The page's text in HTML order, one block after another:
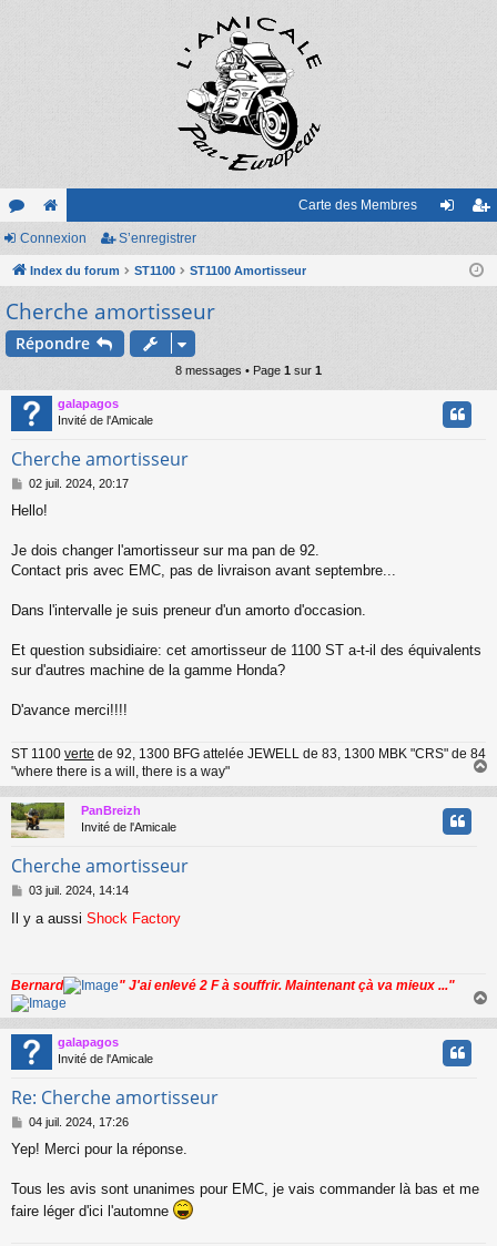
or
u
m
e
sit
e
Carte des Membres
nr
Connexion S’enregistrer
Index du forum ST1100 ST1100 Amortisseur
Cherche amortisseur
Répondre
8 messages • Page 1 sur 1
galapagos
Invité de l'Amicale
Cherche amortisseur
M
s
a
g
02 juil. 2024, 20:17
Hello!
Je dois changer l'amortisseur sur ma pan de 92.
Contact pris avec EMC, pas de livraison avant septembre...
Dans l'intervalle je suis preneur d'un amorto d'occasion.
Et question subsidiaire: cet amortisseur de 1100 ST a-t-il des équivalents
sur d'autres machine de la gamme Honda?
D'avance merci!!!!
ST 1100 verte de 92, 1300 BFG attelée JEWELL de 83, 1300 MBK "CRS" de 84
"where there is a will, there is a way"
a
u
PanBreizh
Invité de l'Amicale
Cherche amortisseur
M
s
e
03 juil. 2024, 14:14
Il y a aussi Shock Factory
Bernard " J'ai enlevé 2 F à souffrir. Maintenant çà va mieux ..."
a
u
galapagos
Invité de l'Amicale
Re: Cherche amortisseur
M
s
a
g
e
04 juil. 2024, 17:26
Yep! Merci pour la réponse.
Tous les avis sont unanimes pour EMC, je vais commander là bas et me
faire léger d'ici l'automne